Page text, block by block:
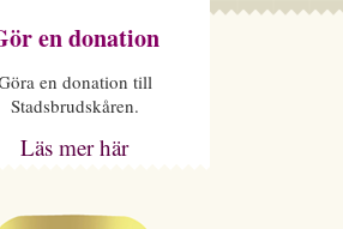
en donation
en donation till
Stadsbrudskåren.
Läs mer här